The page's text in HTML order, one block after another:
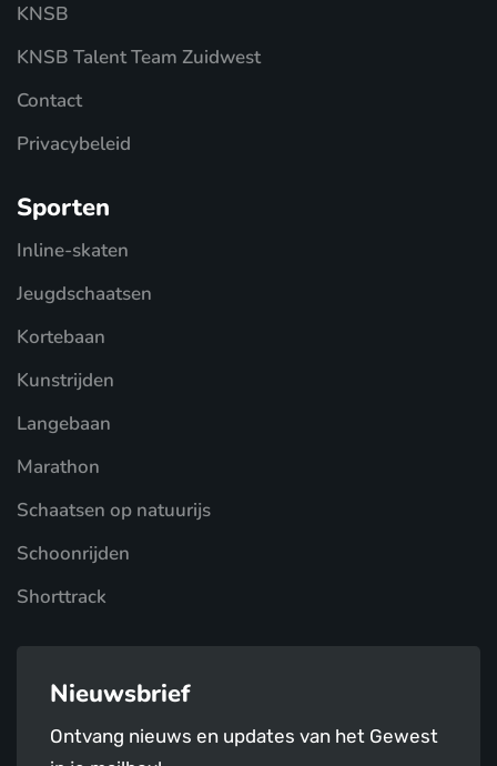
KNSB
KNSB Talent Team Zuidwest
Contact
Privacybeleid
Sporten
Inline-skaten
Jeugdschaatsen
Kortebaan
Kunstrijden
Langebaan
Marathon
Schaatsen op natuurijs
Schoonrijden
Shorttrack
Nieuwsbrief
Ontvang nieuws en updates van het Gewest